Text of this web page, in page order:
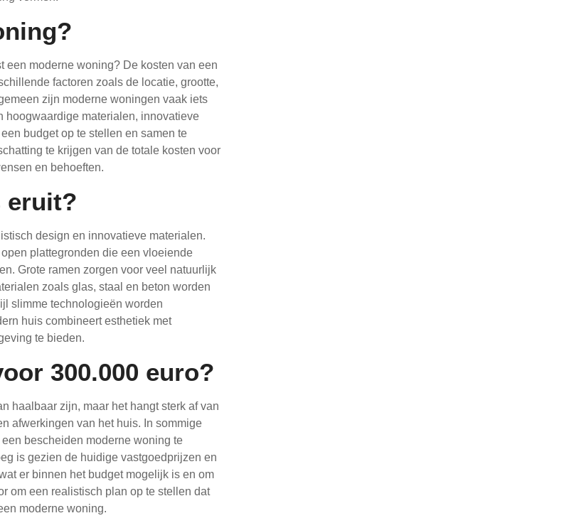
een moderne woning? De kosten van een
factoren zoals de locatie, grootte,
zijn moderne woningen vaak iets
hoogwaardige materialen, innovatieve
budget op te stellen en samen te
te krijgen van de totale kosten voor
en behoeften.
eruit?
design en innovatieve materialen.
plattegronden die een vloeiende
Grote ramen zorgen voor veel natuurlijk
zoals glas, staal en beton worden
slimme technologieën worden
huis combineert esthetiek met
te bieden.
300.000 euro?
haalbaar zijn, maar het hangt sterk af van
afwerkingen van het huis. In sommige
bescheiden moderne woning te
is gezien de huidige vastgoedprijzen en
er binnen het budget mogelijk is en om
om een realistisch plan op te stellen dat
moderne woning.